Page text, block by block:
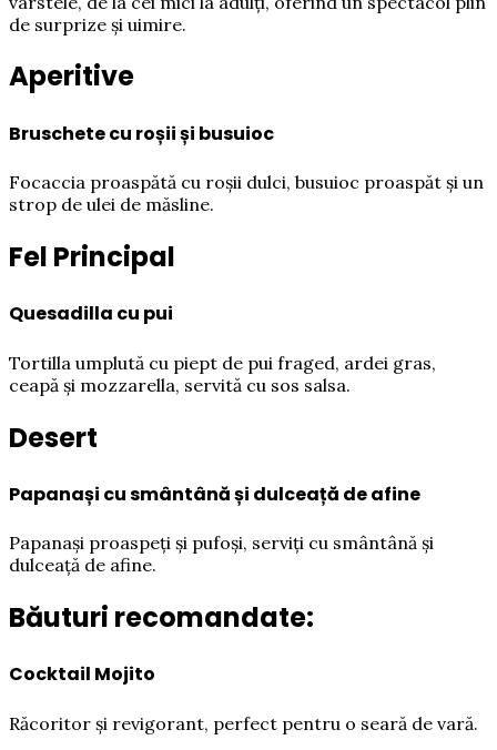
de surprize și uimire.
Aperitive
Bruschete cu roșii și busuioc
Focaccia proaspătă cu roșii dulci, busuioc proaspăt și un
strop de ulei de măsline.
Fel Principal
Quesadilla cu pui
Tortilla umplută cu piept de pui fraged, ardei gras,
ceapă și mozzarella, servită cu sos salsa.
Desert
Papanași cu smântână și dulceață de afine
Papanași proaspeți și pufoși, serviți cu smântână și
dulceață de afine.
Băuturi recomandate:
Cocktail Mojito
Răcoritor și revigorant, perfect pentru o seară de vară.